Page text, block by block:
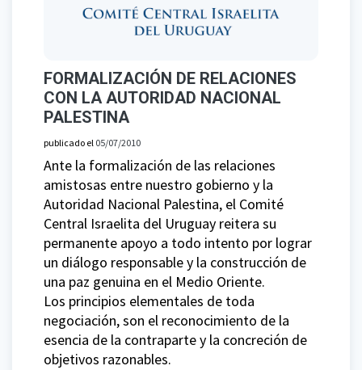
FORMALIZACIÓN DE RELACIONES
CON LA AUTORIDAD NACIONAL
PALESTINA
publicado el 05/07/2010
Ante la formalización de las relaciones
amistosas entre nuestro gobierno y la
Autoridad Nacional Palestina, el Comité
Central Israelita del Uruguay reitera su
permanente apoyo a todo intento por lograr
un diálogo responsable y la construcción de
una paz genuina en el Medio Oriente.
Los principios elementales de toda
negociación, son el reconocimiento de la
esencia de la contraparte y la concreción de
objetivos razonables.